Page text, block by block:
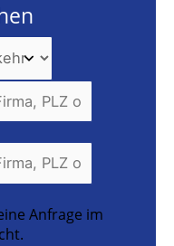
Anfrage im